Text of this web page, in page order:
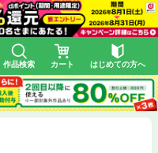
作品検索 カート はじめての方へ